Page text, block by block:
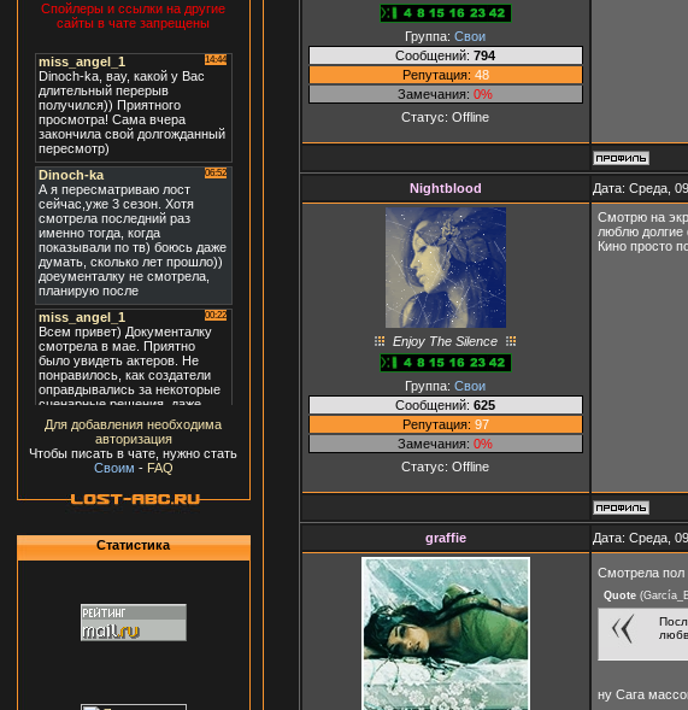
Спойлеры и ссылки на другие
сайты в чате запрещены
Для добавления необходима
авторизация
Чтобы писать в чате, нужно стать
Своим - FAQ
Статистика
Группа: Свои
Сообщений: 794
Репутация: 48
Замечания: 0%
Статус: Offline
Nightblood Дата: Среда,
Enjoy The Silence
Группа: Свои
Сообщений: 625
Репутация: 97
Замечания: 0%
Статус: Offline
Смотрю на
люблю долгие
Кино просто
graffie Дата: Среда,
Смотрела пол
Quote(
ну Сага